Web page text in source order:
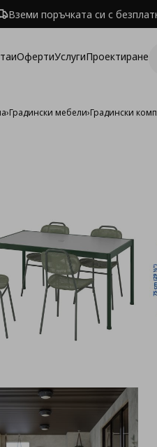
Вземи поръчката си с
ОфертиУслугиПроектиране
›Градински мебели›Градински